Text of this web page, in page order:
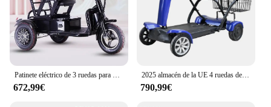
Patinete eléctrico de 3 ruedas para personas mayores, plegable, con batería extraíble, para discapacitados
672,99€
2025 almacén de la UE 4 ruedas de doble motor eléctrico plegable automático movilidad silla de ruedas plegable eléctrica scooter
790,99€